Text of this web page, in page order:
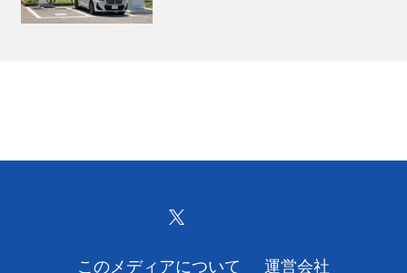
このメディアについて 運営会社